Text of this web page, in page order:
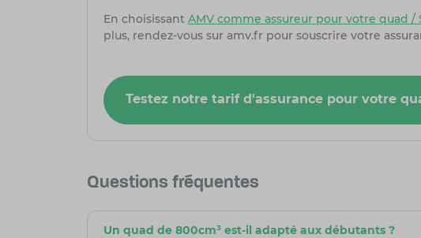
En choisissant AMV comme assureur pour votre quad /
plus, rendez-vous sur amv.fr pour souscrire votre
Testez notre tarif d'assurance pour votre
Questions fréquentes
Un quad de 800cm³ est-il adapté aux débutants ?